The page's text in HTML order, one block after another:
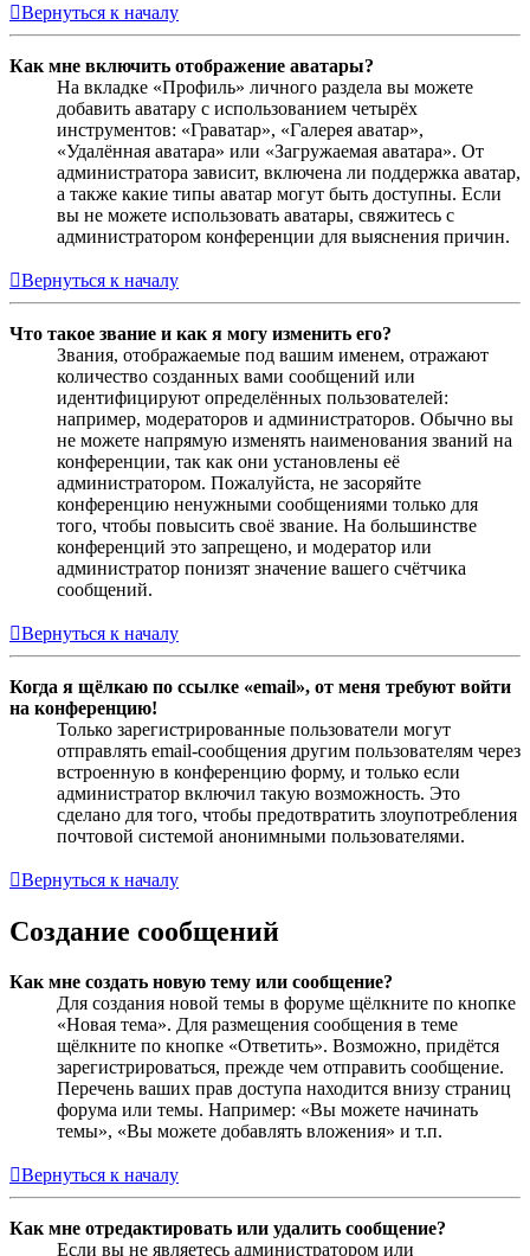
Вернуться к началу
Как мне включить отображение аватары?
На вкладке «Профиль» личного раздела вы можете
добавить аватару с использованием четырёх
инструментов: «Граватар», «Галерея аватар»,
«Удалённая аватара» или «Загружаемая аватара». От
администратора зависит, включена ли поддержка аватар,
а также какие типы аватар могут быть доступны. Если
вы не можете использовать аватары, свяжитесь с
администратором конференции для выяснения причин.
Вернуться к началу
Что такое звание и как я могу изменить его?
Звания, отображаемые под вашим именем, отражают
количество созданных вами сообщений или
идентифицируют определённых пользователей:
например, модераторов и администраторов. Обычно вы
не можете напрямую изменять наименования званий на
конференции, так как они установлены её
администратором. Пожалуйста, не засоряйте
конференцию ненужными сообщениями только для
того, чтобы повысить своё звание. На большинстве
конференций это запрещено, и модератор или
администратор понизят значение вашего счётчика
сообщений.
Вернуться к началу
Когда я щёлкаю по ссылке «email», от меня требуют войти
на конференцию!
Только зарегистрированные пользователи могут
отправлять email-сообщения другим пользователям через
встроенную в конференцию форму, и только если
администратор включил такую возможность. Это
сделано для того, чтобы предотвратить злоупотребления
почтовой системой анонимными пользователями.
Вернуться к началу
Создание сообщений
Как мне создать новую тему или сообщение?
Для создания новой темы в форуме щёлкните по кнопке
«Новая тема». Для размещения сообщения в теме
щёлкните по кнопке «Ответить». Возможно, придётся
зарегистрироваться, прежде чем отправить сообщение.
Перечень ваших прав доступа находится внизу страниц
форума или темы. Например: «Вы можете начинать
темы», «Вы можете добавлять вложения» и т.п.
Вернуться к началу
Как мне отредактировать или удалить сообщение?
Если вы не являетесь администратором или